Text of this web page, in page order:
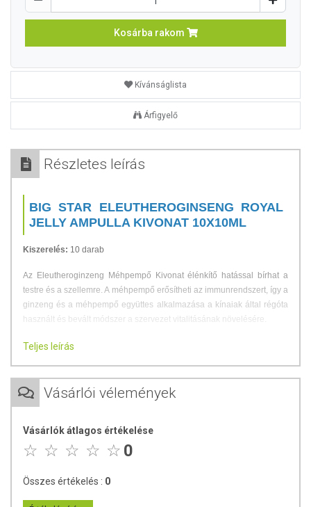
Kosárba rakom
Kívánságlista
Árfigyelő
Részletes leírás
BIG STAR ELEUTHEROGINSENG ROYAL
JELLY AMPULLA KIVONAT 10X10ML
Kiszerelés: 10 darab
Az Eleutheroginzeng Méhpempő Kivonat élénkítő hatással bírhat a
testre és a szellemre. A méhpempő erősítheti az immunrendszert, így a
ginzeng és a méhpempő együttes alkalmazása a kínaiak által régóta
használt és bevált módszer a szervezet vitalitásának növelésére.
Alkalmazási javaslat:
ÖSSZETEVŐK
Eleutheroginzeng gyökér por, méhpempő.
Teljes leírás
Vásárlói vélemények
Vásárlók átlagos értékelése
0
Összes értékelés : 0